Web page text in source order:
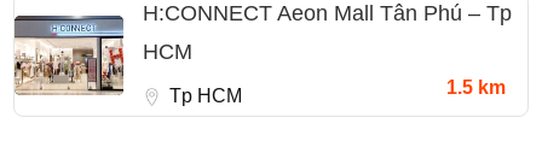
H:CONNECT Aeon Mall Tân Phú – Tp
HCM
Tp HCM 1.5 km